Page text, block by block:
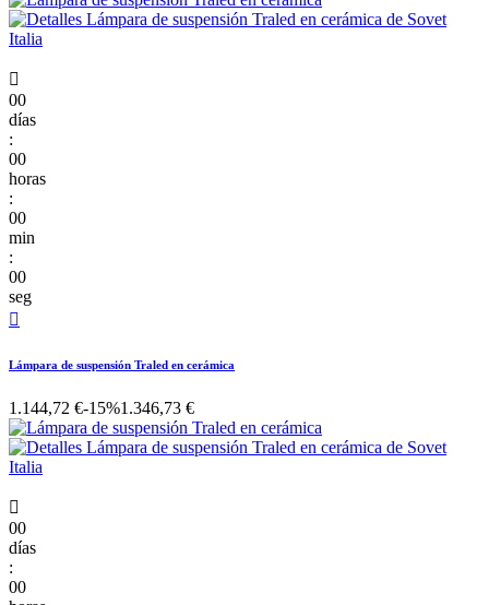

00
días
:
00
horas
:
00
min
:
00
seg

Lámpara de suspensión Traled en cerámica
1.144,72 €-15%1.346,73 €

00
días
:
00